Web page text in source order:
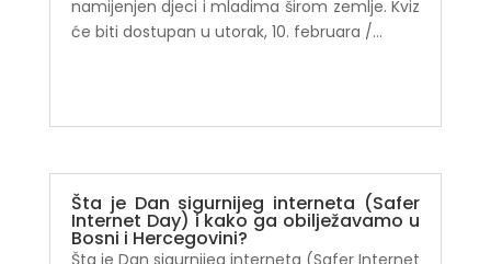
namijenjen djeci i mladima širom zemlje. Kviz
će biti dostupan u utorak, 10. februara /...
Šta je Dan sigurnijeg interneta (Safer
Internet Day) i kako ga obilježavamo u
Bosni i Hercegovini?
Šta je Dan sigurnijeg interneta (Safer Internet